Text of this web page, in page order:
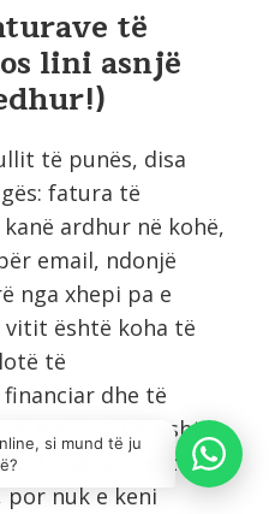
të
lini asnjë
të punës, disa
fatura të
ardhur në kohë,
email, ndonjë
nga xhepi pa e
vitit është koha të
të
dhe të
e vitit 2026 është
Çdo shpenzim i
por nuk e keni
si mund të ju